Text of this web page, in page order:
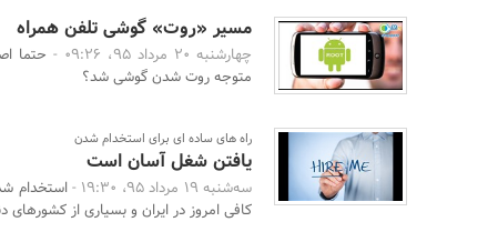
مسیر «روت» گوشی تلفن همراه
چهارشنبه 20 مرداد 95، 09:26 -
حتما
متوجه روت شدن گوشی شد؟
راه های ساده ای برای استخدام شدن
یافتن شغل آسان است
سه‌شنبه 19 مرداد 95، 19:30 -
استخدام
کافی امروز در ایران و بسیاری از